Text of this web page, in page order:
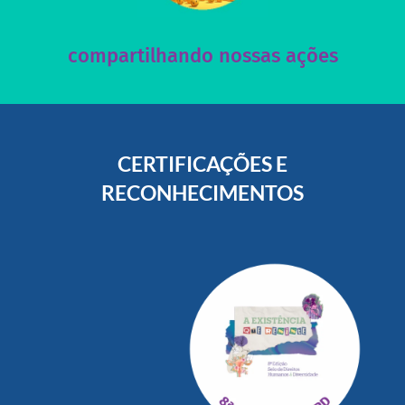
compartilhando nossas ações
Acesse nossas redes sociais e nos ajude compartilhando
CERTIFICAÇÕES E
RECONHECIMENTOS